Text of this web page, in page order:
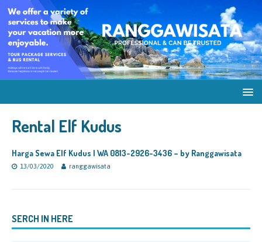
Rental Elf Kudus
Harga Sewa Elf Kudus | WA 0813-2926-3436 – by Ranggawisata
13/03/2020 ranggawisata
SERCH IN HERE